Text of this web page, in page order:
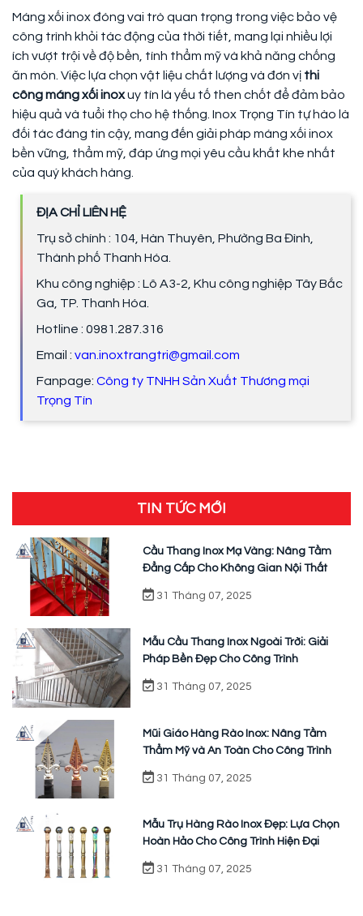
Máng xối inox đóng vai trò quan trọng trong việc bảo vệ
công trình khỏi tác động của thời tiết, mang lại nhiều lợi
ích vượt trội về độ bền, tính thẩm mỹ và khả năng chống
ăn mòn. Việc lựa chọn vật liệu chất lượng và đơn vị thi
công máng xối inoxuy tín là yếu tố then chốt để đảm bảo
hiệu quả và tuổi thọ cho hệ thống. Inox Trọng Tín tự hào là
đối tác đáng tin cậy, mang đến giải pháp máng xối inox
bền vững, thẩm mỹ, đáp ứng mọi yêu cầu khắt khe nhất
của quý khách hàng.
ĐỊA CHỈ LIÊN HỆ
Trụ sở chính : 104, Hàn Thuyên, Phường Ba Đình,
Thành phố Thanh Hóa.
Khu công nghiệp : Lô A3-2, Khu công nghiệp Tây Bắc
Ga, TP. Thanh Hóa.
Hotline : 0981.287.316
Email : van.inoxtrangtri@gmail.com
Fanpage: Công ty TNHH Sản Xuất Thương mại
Trọng Tín
TIN TỨC MỚI
Cầu Thang Inox Mạ Vàng: Nâng Tầm
Đẳng Cấp Cho Không Gian Nội Thất
31 Tháng 07, 2025
Mẫu Cầu Thang Inox Ngoài Trời: Giải
Pháp Bền Đẹp Cho Công Trình
31 Tháng 07, 2025
Mũi Giáo Hàng Rào Inox: Nâng Tầm
Thẩm Mỹ và An Toàn Cho Công Trình
31 Tháng 07, 2025
Mẫu Trụ Hàng Rào Inox Đẹp: Lựa Chọn
Hoàn Hảo Cho Công Trình Hiện Đại
31 Tháng 07, 2025